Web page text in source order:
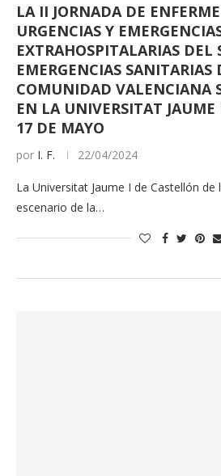
LA II JORNADA DE
URGENCIAS Y
EXTRAHOSPITALARIAS DEL
EMERGENCIAS SANITARIAS
COMUNIDAD VALENCIANA
EN LA UNIVERSITAT JAUME
17 DE MAYO
por I. F. 22/04/2024
La Universitat Jaume I de Castellón de
escenario de la…